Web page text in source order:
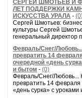
СЕРГЕЙ ШМОТЬЕВ И
ЛЕТ ПОДДЕРЖКИ
ИСКУССТВА УРАЛА -
Сергей Шмотьев:
культуры Сергей
генеральный директор
Февраль/Снег/
превратить 14
очередной «день
и бытом - (0)
Февраль/Снег/Любовь...
превратить 14 февраля
«день сурка» с уроками